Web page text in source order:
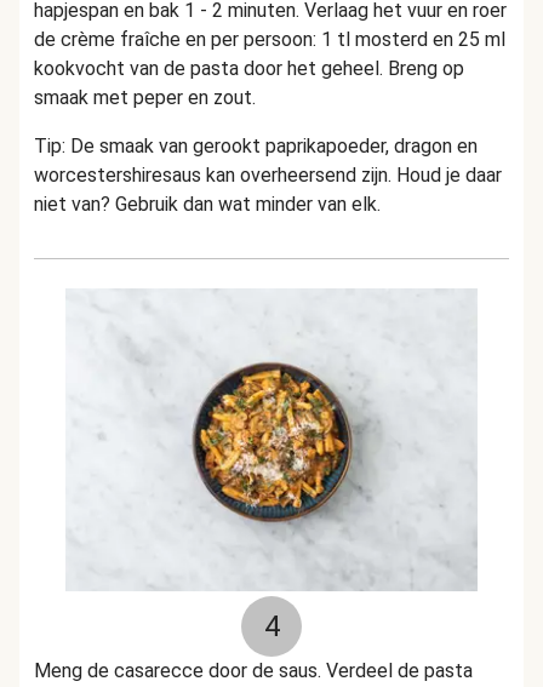
hapjespan en bak 1 - 2 minuten. Verlaag het vuur en roer
de crème fraîche en per persoon: 1 tl mosterd en 25 ml
kookvocht van de pasta door het geheel. Breng op
smaak met peper en zout.
Tip: De smaak van gerookt paprikapoeder, dragon en
worcestershiresaus kan overheersend zijn. Houd je daar
niet van? Gebruik dan wat minder van elk.
4
Meng de casarecce door de saus. Verdeel de pasta